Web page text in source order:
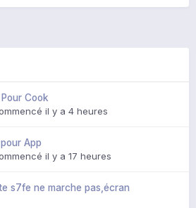
Cook
il y a 4 heures
App
il y a 17 heures
s7fe ne marche pas,écran